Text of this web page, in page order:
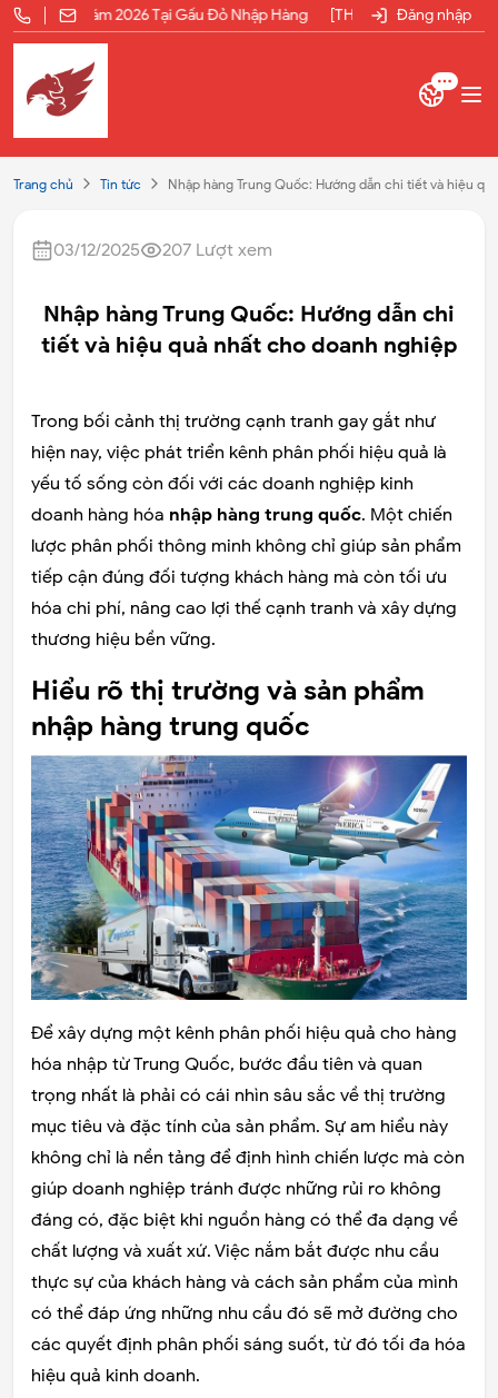
Năm 2026 Tại Gấu Đỏ Nhập Hàng [THÔNG BÁO] Lịch Nghỉ Lễ Giỗ
Đăng nhập
Trang chủ Tin tức Nhập hàng Trung Quốc: Hướng dẫn chi tiết và hiệu
03/12/2025 207 Lượt xem
Nhập hàng Trung Quốc: Hướng dẫn chi
tiết và hiệu quả nhất cho doanh nghiệp
Trong bối cảnh thị trường cạnh tranh gay gắt như
hiện nay, việc phát triển kênh phân phối hiệu quả là
yếu tố sống còn đối với các doanh nghiệp kinh
doanh hàng hóa nhập hàng trung quốc. Một chiến
lược phân phối thông minh không chỉ giúp sản phẩm
tiếp cận đúng đối tượng khách hàng mà còn tối ưu
hóa chi phí, nâng cao lợi thế cạnh tranh và xây dựng
thương hiệu bền vững.
Hiểu rõ thị trường và sản phẩm
nhập hàng trung quốc
Để xây dựng một kênh phân phối hiệu quả cho hàng
hóa nhập từ Trung Quốc, bước đầu tiên và quan
trọng nhất là phải có cái nhìn sâu sắc về thị trường
mục tiêu và đặc tính của sản phẩm. Sự am hiểu này
không chỉ là nền tảng để định hình chiến lược mà còn
giúp doanh nghiệp tránh được những rủi ro không
đáng có, đặc biệt khi nguồn hàng có thể đa dạng về
chất lượng và xuất xứ. Việc nắm bắt được nhu cầu
thực sự của khách hàng và cách sản phẩm của mình
có thể đáp ứng những nhu cầu đó sẽ mở đường cho
các quyết định phân phối sáng suốt, từ đó tối đa hóa
hiệu quả kinh doanh.